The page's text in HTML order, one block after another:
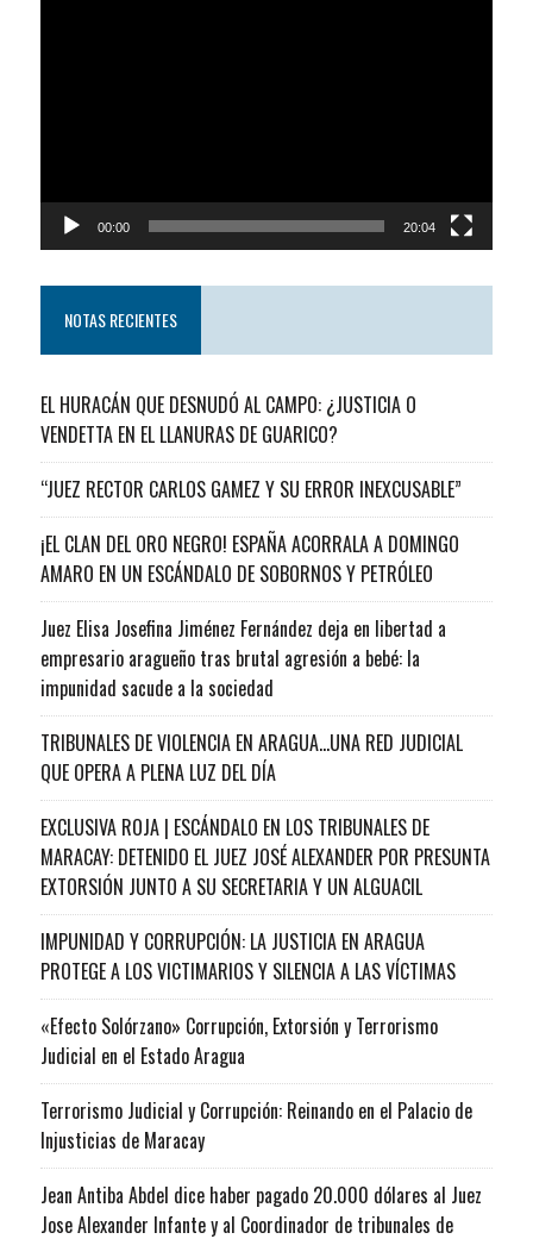
00:00 20:04
NOTAS RECIENTES
EL HURACÁN QUE DESNUDÓ AL CAMPO: ¿JUSTICIA O
VENDETTA EN EL LLANURAS DE GUARICO?
“JUEZ RECTOR CARLOS GAMEZ Y SU ERROR INEXCUSABLE”
¡EL CLAN DEL ORO NEGRO! ESPAÑA ACORRALA A DOMINGO
AMARO EN UN ESCÁNDALO DE SOBORNOS Y PETRÓLEO
Juez Elisa Josefina Jiménez Fernández deja en libertad a
empresario aragueño tras brutal agresión a bebé: la
impunidad sacude a la sociedad
TRIBUNALES DE VIOLENCIA EN ARAGUA…UNA RED JUDICIAL
QUE OPERA A PLENA LUZ DEL DÍA
EXCLUSIVA ROJA | ESCÁNDALO EN LOS TRIBUNALES DE
MARACAY: DETENIDO EL JUEZ JOSÉ ALEXANDER POR PRESUNTA
EXTORSIÓN JUNTO A SU SECRETARIA Y UN ALGUACIL
IMPUNIDAD Y CORRUPCIÓN: LA JUSTICIA EN ARAGUA
PROTEGE A LOS VICTIMARIOS Y SILENCIA A LAS VÍCTIMAS
«Efecto Solórzano» Corrupción, Extorsión y Terrorismo
Judicial en el Estado Aragua
Terrorismo Judicial y Corrupción: Reinando en el Palacio de
Injusticias de Maracay
Jean Antiba Abdel dice haber pagado 20.000 dólares al Juez
Jose Alexander Infante y al Coordinador de tribunales de